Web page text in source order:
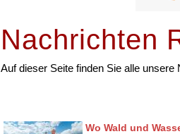
Nachrichten
Auf dieser Seite finden Sie alle
Wo Wald und